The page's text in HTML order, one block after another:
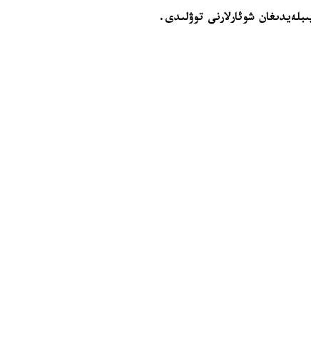
شوئارلارنى توۋلىدى.